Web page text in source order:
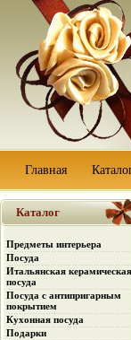
Главная
Каталог
Предметы интерьера
Посуда
Итальянская керамическая
посуда
Посуда с антипригарным
покрытием
Кухонная посуда
Подарки